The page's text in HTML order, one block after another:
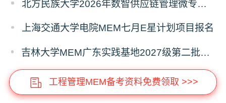
北方民族大学2026年数智供应链管理微专业招生简章
上海交通大学电院MEM七月E星计划项目报名
吉林大学MEM广东实践基地2027级第二批次预审面试启动
工程管理MEM备考资料免费领取 >>>